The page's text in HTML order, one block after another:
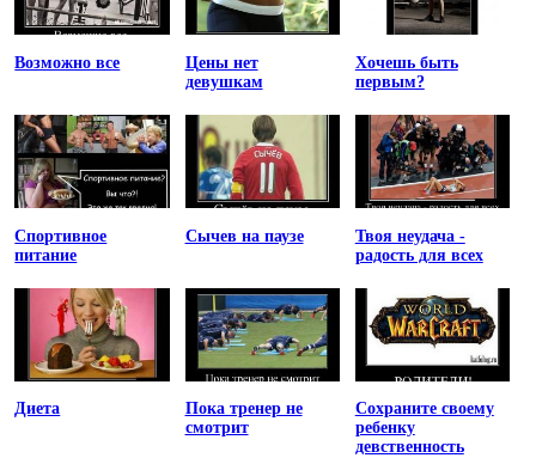
Возможно все
Цены нет
девушкам
Хочешь быть
первым?
Спортивное
питание
Сычев на паузе
Твоя неудача -
радость для всех
Диета
Пока тренер не
смотрит
Сохраните своему
ребенку
девственность